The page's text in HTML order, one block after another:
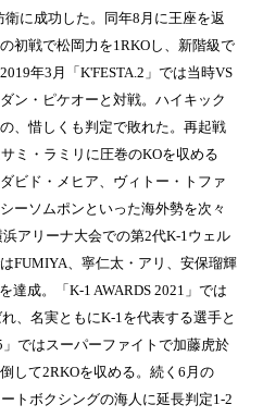
に成功した。同年8月に王座を返
初戦で松岡力を1RKOし、新階級で
年3月「K'FESTA.2」では当時VS
ン・ピケオーと対戦。ハイキック
、惜しくも判定で敗れた。再起戦
ミ・ラミリに圧巻のKOを収める
ビド・メヒア、ヴィトー・トファ
ーソムポンといった海外勢を次々
アリーナ大会での第2代K-1ウェル
FUMIYA、寧仁太・アリ、安保瑠輝
達成。「K-1 AWARDS 2021」では
、名実ともにK-1を代表する選手と
ではスーパーファイトで加藤虎於
して2RKOを収める。続く6月の
トボクシングの海人に延長判定1-2